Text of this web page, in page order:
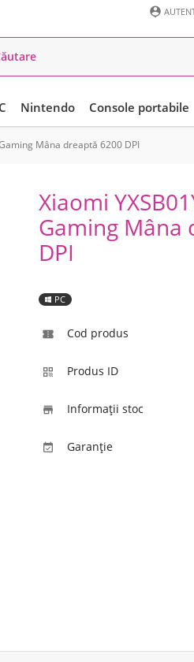

Nintendo Console portabile
Mâna dreaptă 6200 DPI
Xiaomi
Gaming Mâna
DPI
PC
 Cod produs
 Produs ID
 Informaţii stoc
 Garanție